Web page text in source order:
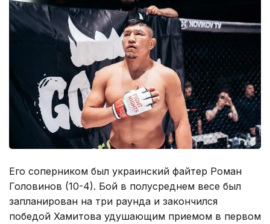
Его соперником был украинский файтер Роман
Головинов (10-4). Бой в полусреднем весе был
запланирован на три раунда и закончился
победой Хамитова удушающим приемом в первом